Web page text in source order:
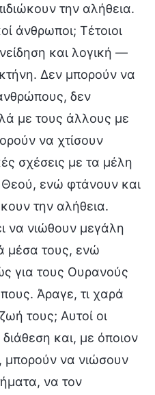
την αλήθεια.
άνθρωποι; Τέτοιοι
και λογική —
κτήνη. Δεν μπορούν να
δεν
με τους άλλους με
να χτίσουν
σχέσεις με τα μέλη
ενώ φτάνουν και
την αλήθεια.
να νιώθουν μεγάλη
μέσα τους, ενώ
για τους Ουρανούς
Άραγε, τι χαρά
τους; Αυτοί οι
και, με όποιον
μπορούν να νιώσουν
να τον